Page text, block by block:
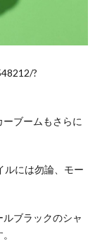
?
ブームもさらに
ルには勿論、モー
ブラックのシャ